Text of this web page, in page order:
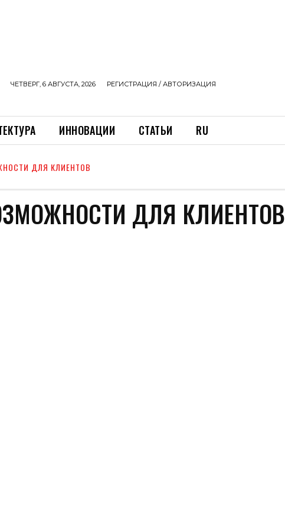
ЧЕТВЕРГ, 6 АВГУСТА, 2026 РЕГИСТРАЦИЯ / АВТОРИЗАЦИЯ
ИННОВАЦИИ СТАТЬИ RU
ДЛЯ КЛИЕНТОВ
ДЛЯ КЛИЕНТОВ